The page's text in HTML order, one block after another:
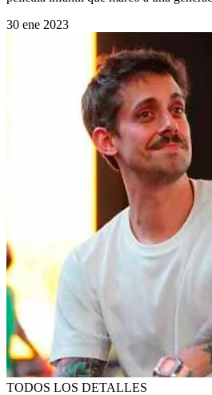
30 ene 2023
TODOS LOS DETALLES